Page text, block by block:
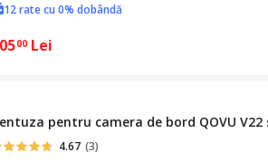
12 rate cu 0% dobândă
00 Lei
pentru camera de bord QOVU
4.67 (3)